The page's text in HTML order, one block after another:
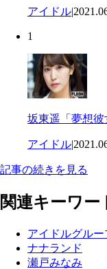
アイドル|
1
坂東遥「夢想彼
アイドル|
記事の続きを見る
関連キーワー
アイドルグルー
ナナランド
瀬戸みなみ